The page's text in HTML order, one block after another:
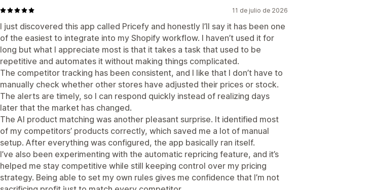
11 de julio de 2026
I just discovered this app called Pricefy and honestly I’ll say it has been one
of the easiest to integrate into my Shopify workflow. I haven’t used it for
long but what I appreciate most is that it takes a task that used to be
repetitive and automates it without making things complicated.
The competitor tracking has been consistent, and I like that I don’t have to
manually check whether other stores have adjusted their prices or stock.
The alerts are timely, so I can respond quickly instead of realizing days
later that the market has changed.
The AI product matching was another pleasant surprise. It identified most
of my competitors’ products correctly, which saved me a lot of manual
setup. After everything was configured, the app basically ran itself.
I’ve also been experimenting with the automatic repricing feature, and it’s
helped me stay competitive while still keeping control over my pricing
strategy. Being able to set my own rules gives me confidence that I’m not